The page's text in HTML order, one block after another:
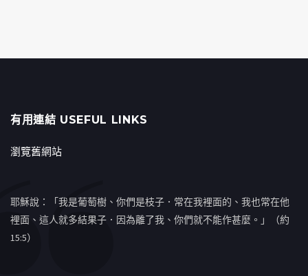
有用連結 USEFUL LINKS
瀏覽舊網站
耶穌說：「我是葡萄樹、你們是枝子．常在我裡面的、我也常在他
裡面、這人就多結果子．因為離了我、你們就不能作甚麼。」（約
15:5）